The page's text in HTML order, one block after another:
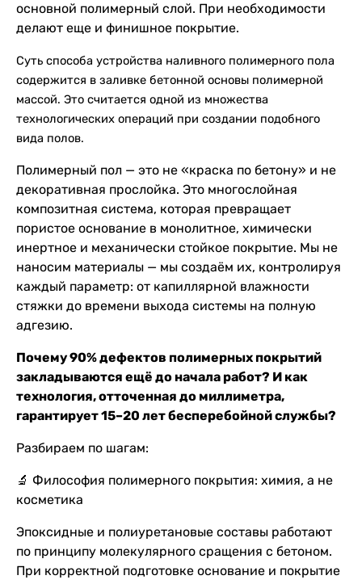
основной полимерный слой. При необходимости
делают еще и финишное покрытие.
Суть способа устройства наливного полимерного пола
содержится в заливке бетонной основы полимерной
массой. Это считается одной из множества
технологических операций при создании подобного
вида полов.
Полимерный пол — это не «краска по бетону» и не
декоративная прослойка. Это многослойная
композитная система, которая превращает
пористое основание в монолитное, химически
инертное и механически стойкое покрытие. Мы не
наносим материалы — мы создаём их, контролируя
каждый параметр: от капиллярной влажности
стяжки до времени выхода системы на полную
адгезию.
Почему 90% дефектов полимерных покрытий
закладываются ещё до начала работ? И как
технология, отточенная до миллиметра,
гарантирует 15–20 лет бесперебойной службы?
Разбираем по шагам:
🔬 Философия полимерного покрытия: химия, а не
косметика
Эпоксидные и полиуретановые составы работают
по принципу молекулярного сращения с бетоном.
При корректной подготовке основание и покрытие